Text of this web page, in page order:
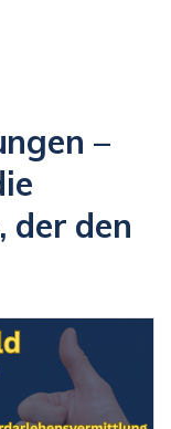
–
der den